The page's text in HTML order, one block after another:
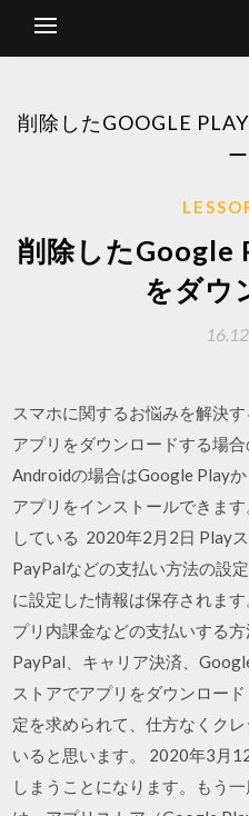
削除したGOOGLE
削除したGoogle
をダウ
スマホに関するお悩みを解決
アプリをダウンロードする場
Androidの場合はGoogle Play
アプリをインストールできま
している 2020年2月2日 Play
PayPalなどの支払い方法の設
に設定した情報は保存されま
プリ内課金などの支払いする
PayPal、キャリア決済、
ストアでアプリをダウンロー
定を求められて、仕方なくク
いると思います。 2020年3月
しまうことになります。もう